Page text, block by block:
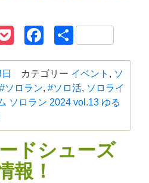
PocketFacebook
共
有
カテゴリー イベント , ソ
#ソロラン, #ソロ活, ソロライ
ソロラン 2024 vol.13 ゆる
ドシューズ
報！